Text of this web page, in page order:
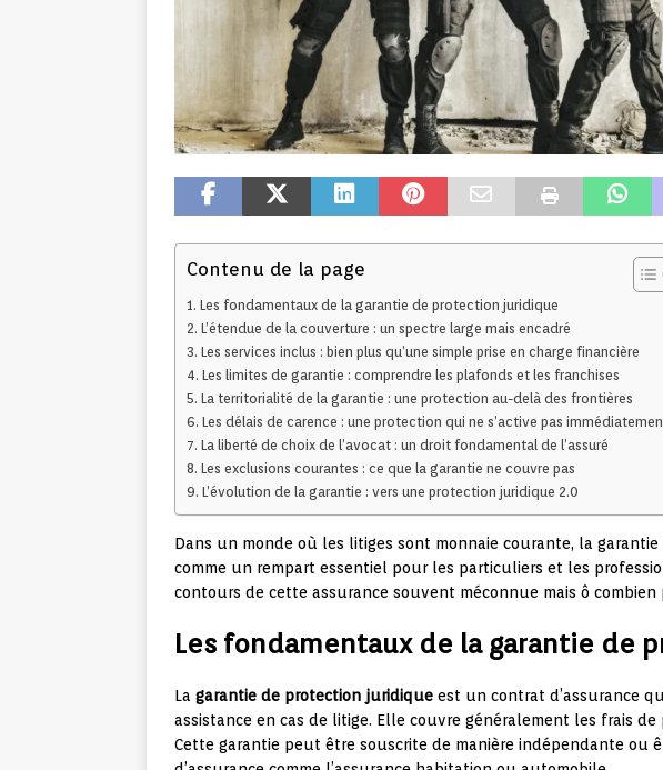
Contenu de la page
Les fondamentaux de la garantie de protection juridique
L’étendue de la couverture : un spectre large mais encadré
Les services inclus : bien plus qu’une simple prise en charge financière
Les limites de garantie : comprendre les plafonds et les franchises
La territorialité de la garantie : une protection au-delà des frontières
Les délais de carence : une protection qui ne s’active pas
La liberté de choix de l’avocat : un droit fondamental de l’assuré
Les exclusions courantes : ce que la garantie ne couvre pas
L’évolution de la garantie : vers une protection juridique 2.0
Dans un monde où les litiges sont monnaie courante, la
comme un rempart essentiel pour les particuliers et les
contours de cette assurance souvent méconnue mais ô combien
Les fondamentaux de la garantie de
La garantie de protection juridique est un contrat d’assurance
assistance en cas de litige. Elle couvre généralement les frais de
Cette garantie peut être souscrite de manière indépendante ou